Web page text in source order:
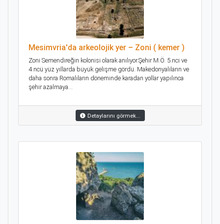
Mesimvria'da arkeolojik yer – Zoni ( kemer )
Zoni Semendireğin kolonisi olarak anılıyor.Şehir M.Ö. 5.nci ve
4.ncü yüz yıllarda büyük gelişme gördü. Makedonyalıların ve
daha sonra Romalıların döneminde karadan yollar yapılınca
şehir azalmaya...
Detaylarını görmek...